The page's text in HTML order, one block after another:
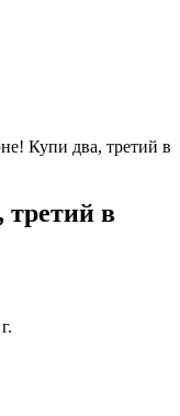
Купи два, третий в
в